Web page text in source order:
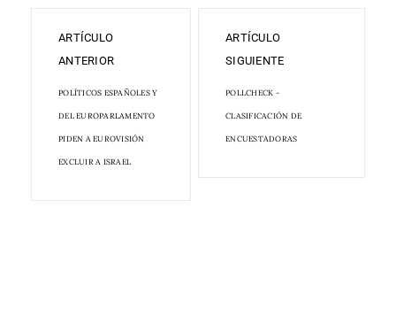
ARTÍCULO
ANTERIOR
POLÍTICOS ESPAÑOLES Y
DEL EUROPARLAMENTO
PIDEN A EUROVISIÓN
EXCLUIR A ISRAEL
ARTÍCULO
SIGUIENTE
POLLCHECK -
CLASIFICACIÓN DE
ENCUESTADORAS